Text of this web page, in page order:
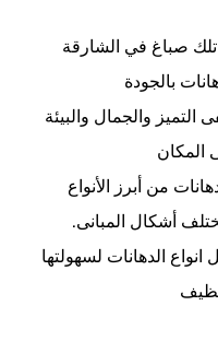
صباغ في الشارقة
بالجودة
التميز والجمال والبيئة
المكان
من أبرز الأنواع
أشكال المبانى.
انواع الدهانات لسهولتها